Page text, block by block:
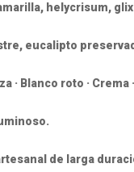
helycrisum,
eucalipto
· Blanco roto · Crema
de larga